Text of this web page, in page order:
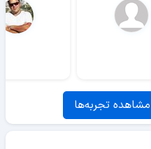
تجربه‌ها